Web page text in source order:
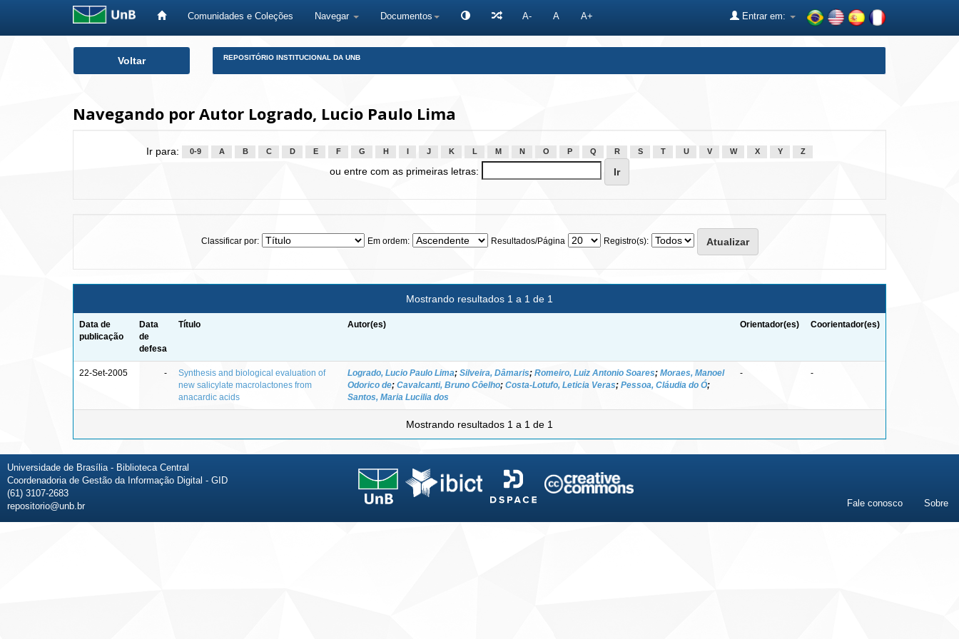
Comunidades e Coleções Navegar Documentos A- A A+ Entrar em:
Voltar REPOSITÓRIO INSTITUCIONAL DA UNB
Navegando por Autor Logrado, Lucio Paulo Lima
Ir para: 0-9 A B C D E F G H J K L M N O P Q R S T U V W X Y Z
ou entre com as primeiras letras:
Classificar por: Em ordem: Resultados/Página Registro(s):
Mostrando resultados 1 a 1 de 1
Data de
publicação
Data
de
defesa
Título Autor(es) Orientador(es) Coorientador(es)
22-Set-2005 -
Synthesis and biological evaluation of
new salicylate macrolactones from
anacardic acids
Logrado, Lucio Paulo Lima; Silveira, Dâmaris; Romeiro, Luiz Antonio Soares; Moraes, Manoel
Odorico de; Cavalcanti, Bruno Côelho; Costa-Lotufo, Leticia Veras; Pessoa, Cláudia do Ó;
Santos, Maria Lucilia dos
- -
Mostrando resultados 1 a 1 de 1
Universidade de Brasília - Biblioteca Central
Coordenadoria de Gestão da Informação Digital - GID
(61) 3107-2683
repositorio@unb.br
Fale conosco Sobre